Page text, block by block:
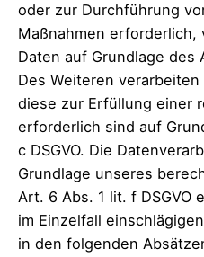
oder zur Durchführung
Maßnahmen erforderlich,
Daten auf Grundlage des
Des Weiteren
diese zur Erfüllung einer
erforderlich sind auf
c DSGVO. Die
Grundlage unseres
Art. 6 Abs. 1 lit. f DSGVO
im Einzelfall
in den folgenden